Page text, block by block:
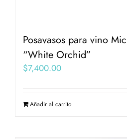
Posavasos para vino
“White Orchid”
$7,400.00
Añadir al carrito